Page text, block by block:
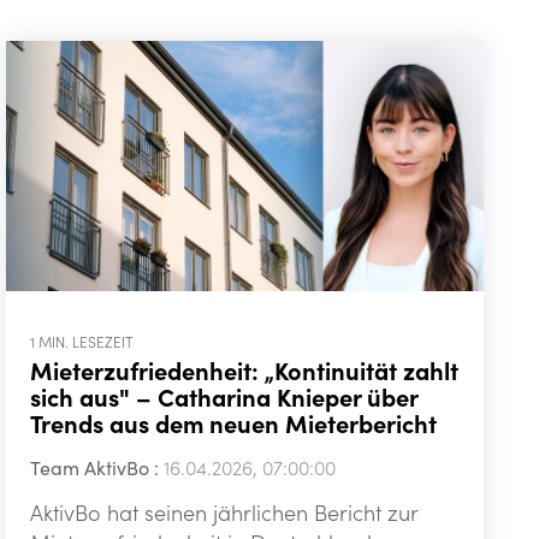
1 MIN. LESEZEIT
Mieterzufriedenheit: „Kontinuität zahlt
sich aus" – Catharina Knieper über
Trends aus dem neuen Mieterbericht
Team AktivBo: 16.04.2026, 07:00:00
AktivBo hat seinen jährlichen Bericht zur